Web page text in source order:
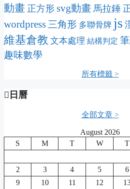
動畫 正方形 svg動畫 馬拉錘
wordpress 三角形 多聯骨牌 js
維基倉教 文本處理 結構判定
趣味數學
所有標籤 >
日曆
全部文章 >
August 2026
S
M T W T
2
3 4 5 6
9
10 11 12